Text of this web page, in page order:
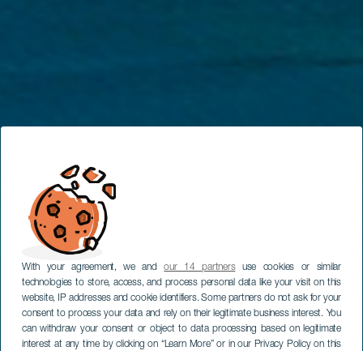
With your agreement, we andour 14 partnersuse cookies or similar
technologies to store, access, and process personal data like your visit on this
website, IP addresses and cookie identifiers. Some partners do not ask for your
consent to process your data and rely on their legitimate business interest. You
can withdraw your consent or object to data processing based on legitimate
interest at any time by clicking on “Learn More” or in our Privacy Policy on this